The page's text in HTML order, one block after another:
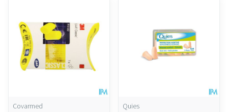
Covarmed
Quies